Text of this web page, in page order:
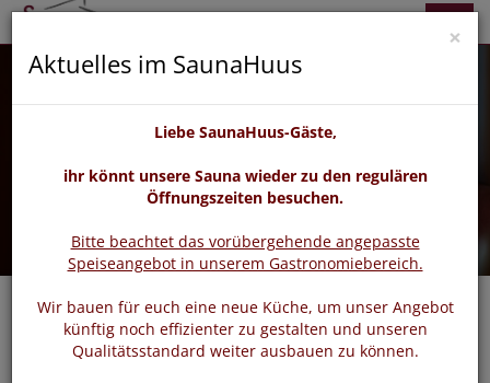
zurück
×
Aktuelles im SaunaHuus
Liebe SaunaHuus-Gäste,
ihr könnt unsere Sauna wieder zu den regulären
Öffnungszeiten besuchen.
Bitte beachtet das vorübergehende angepasste
Speiseangebot in unserem Gastronomiebereich.
Wir bauen für euch eine neue Küche, um unser Angebot
künftig noch effizienter zu gestalten und unseren
Qualitätsstandard weiter ausbauen zu können.